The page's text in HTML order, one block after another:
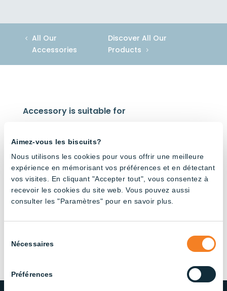
Aimez-vous les biscuits?
Nous utilisons les cookies pour vous offrir une meilleure
expérience en mémorisant vos préférences et en détectant
vos visites. En cliquant "Accepter tout", vous consentez à
recevoir les cookies du site web. Vous pouvez aussi
consulter les "Paramètres" pour en savoir plus.
duNécessaires
Préférences
All Our
Accessories
Discover All Our
Products
Accessory is suitable for
Strip
Light –
CCT